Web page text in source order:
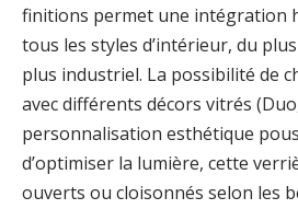
finitions permet une intégration
tous les styles d’intérieur, du
plus industriel. La possibilité de
avec différents décors vitrés
personnalisation esthétique
d’optimiser la lumière, cette
ouverts ou cloisonnés selon les